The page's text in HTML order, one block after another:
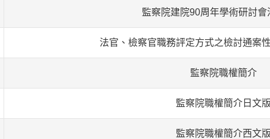
監察院建院90周年學術研討會
法官、檢察官職務評定方式之檢討通案
監察院職權簡介
監察院職權簡介日文版
監察院職權簡介西文版